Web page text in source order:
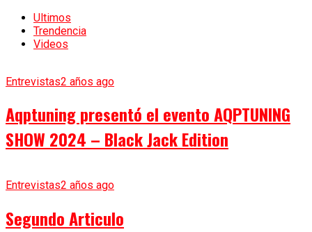
Ultimos
Trendencia
Videos
Entrevistas2 años ago
Aqptuning presentó el evento AQPTUNING
SHOW 2024 – Black Jack Edition
Entrevistas2 años ago
Segundo Articulo